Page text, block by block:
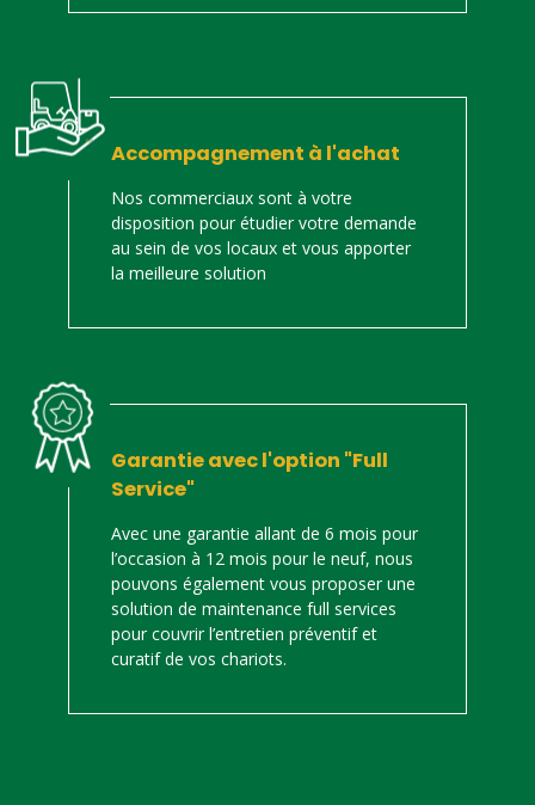
Accompagnement à l'achat
Nos commerciaux sont à votre
disposition pour étudier votre demande
au sein de vos locaux et vous apporter
la meilleure solution
Garantie avec l'option "Full
Service"
Avec une garantie allant de 6 mois pour
l’occasion à 12 mois pour le neuf, nous
pouvons également vous proposer une
solution de maintenance full services
pour couvrir l’entretien préventif et
curatif de vos chariots.